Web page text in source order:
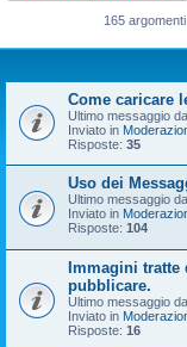
165 argomenti
Come caricare
Ultimo messaggio da
Inviato in
Risposte: 35
Uso dei
Ultimo messaggio da
Inviato in
Risposte: 104
Immagini
pubblicare.
Ultimo messaggio da
Inviato in
Risposte: 16